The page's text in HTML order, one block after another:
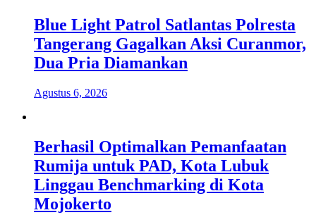
Blue Light Patrol Satlantas Polresta
Tangerang Gagalkan Aksi Curanmor,
Dua Pria Diamankan
Agustus 6, 2026
Berhasil Optimalkan Pemanfaatan
Rumija untuk PAD, Kota Lubuk
Linggau Benchmarking di Kota
Mojokerto